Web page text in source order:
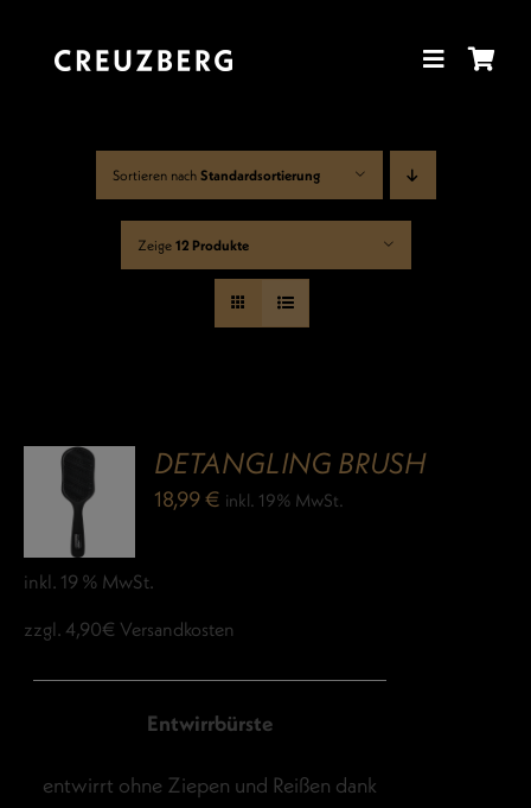
Sortieren nach Standardsortierung
Zeige 12 Produkte
DETANGLING BRUSH
18,99€ inkl. 19% MwSt.
inkl. 19 % MwSt.
zzgl. 4,90€ Versandkosten
Entwirrbürste
entwirrt ohne Ziepen und Reißen dank